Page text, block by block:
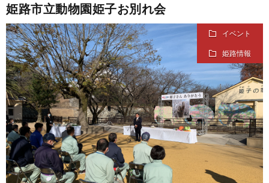
姫路市立動物園姫子お別れ会
イベント
姫路情報